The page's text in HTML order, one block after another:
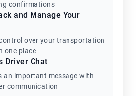
confirmations
and Manage Your
over your transportation
one place
Driver Chat
an important message with
communication